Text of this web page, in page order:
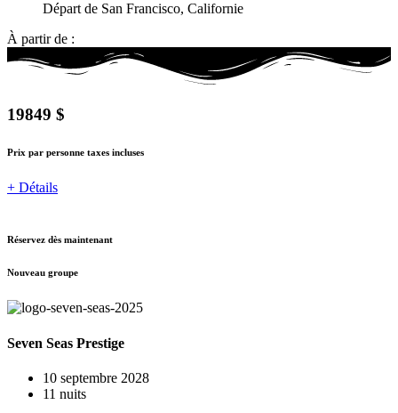
Départ de San Francisco, Californie
À partir de :
19849 $
Prix par personne taxes incluses
+ Détails
Réservez dès maintenant
Nouveau groupe
Seven Seas Prestige
10 septembre 2028
11 nuits